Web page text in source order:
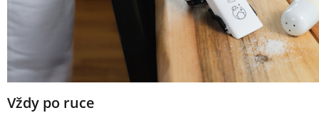
Vždy po ruce